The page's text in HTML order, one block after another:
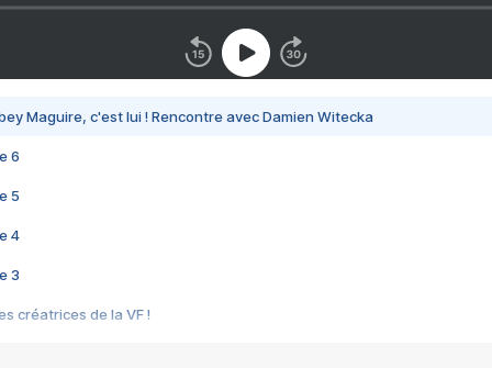
Maguire, c'est lui ! Rencontre avec Damien Witecka
6
5
4
3
créatrices de la VF !